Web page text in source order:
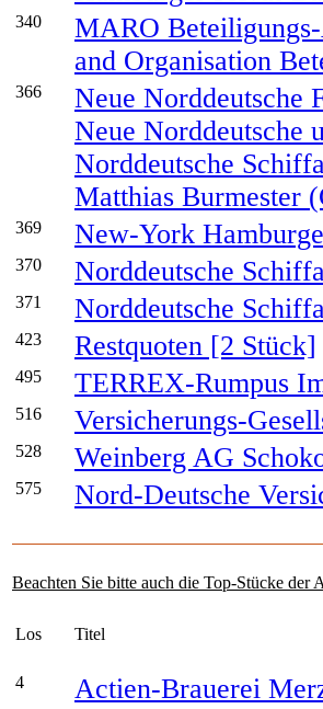
340
MARO
and Organisation
366
Neue Norddeutsche
Neue Norddeutsche
Norddeutsche
Matthias Burmester
369 New-York
370 Norddeutsche
371 Norddeutsche
423 Restquoten [2 Stück]
495 TERREX-Rumpus
516 Versicherungs-
528 Weinberg AG
575 Nord-Deutsche
Beachten Sie bitte auch die Top-Stücke der
Los Titel
4 Actien-Brauerei